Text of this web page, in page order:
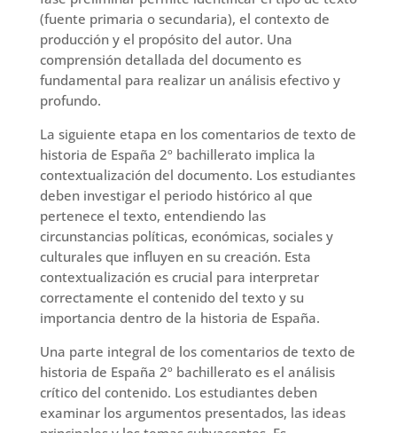
(fuente primaria o secundaria), el contexto de
producción y el propósito del autor. Una
comprensión detallada del documento es
fundamental para realizar un análisis efectivo y
profundo.
La siguiente etapa en los comentarios de texto de
historia de España 2º bachillerato implica la
contextualización del documento. Los estudiantes
deben investigar el periodo histórico al que
pertenece el texto, entendiendo las
circunstancias políticas, económicas, sociales y
culturales que influyen en su creación. Esta
contextualización es crucial para interpretar
correctamente el contenido del texto y su
importancia dentro de la historia de España.
Una parte integral de los comentarios de texto de
historia de España 2º bachillerato es el análisis
crítico del contenido. Los estudiantes deben
examinar los argumentos presentados, las ideas